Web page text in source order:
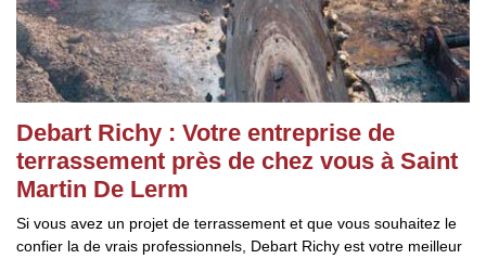
Debart Richy : Votre entreprise de
terrassement près de chez vous à Saint
Martin De Lerm
Si vous avez un projet de terrassement et que vous souhaitez le
confier la de vrais professionnels, Debart Richy est votre meilleur